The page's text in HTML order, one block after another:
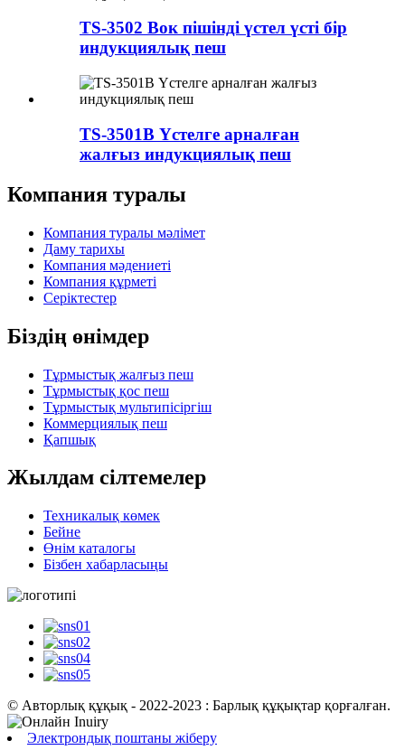
TS-3502 Вок пішінді үстел үсті бір
индукциялық пеш
TS-3501B Үстелге арналған
жалғыз индукциялық пеш
Компания туралы
Компания туралы мәлімет
Даму тарихы
Компания мәдениеті
Компания құрметі
Серіктестер
Біздің өнімдер
Тұрмыстық жалғыз пеш
Тұрмыстық қос пеш
Тұрмыстық мультипісіргіш
Коммерциялық пеш
Қапшық
Жылдам сілтемелер
Техникалық көмек
Бейне
Өнім каталогы
Бізбен хабарласыңы
© Авторлық құқық - 2022-2023 : Барлық құқықтар қорғалған.
Электрондық поштаны жіберу